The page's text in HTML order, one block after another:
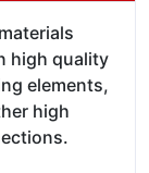
high quality
elements,
high